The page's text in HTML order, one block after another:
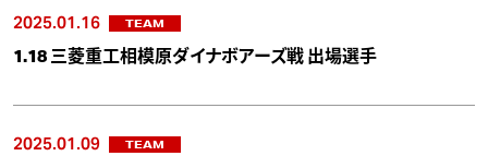
2025.01.16 TEAM
1.18 三菱重工相模原ダイナボアーズ戦 出場選手
2025.01.09 TEAM